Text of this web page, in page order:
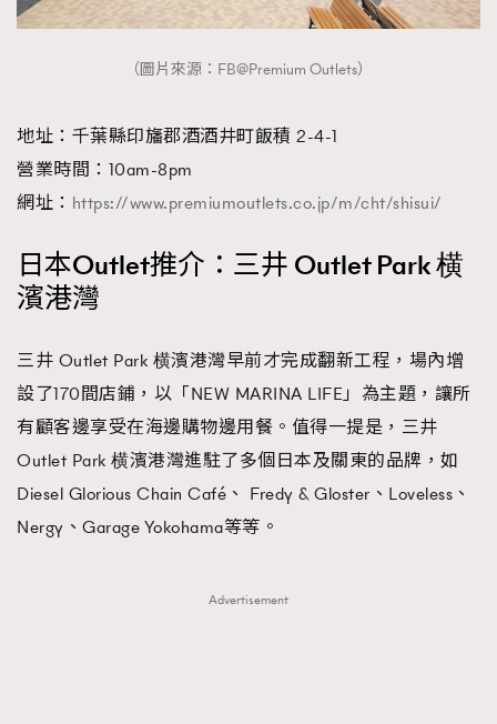
FashionWeek FigaroAesthetic
（圖片來源：FB@Premium Outlets）
地址：千葉縣印旛郡酒酒井町飯積 2-4-1
營業時間：10am-8pm
網址： https://www.premiumoutlets.co.jp/m/cht/shisui/
日本Outlet推介：三井 Outlet Park 横
濱港灣
三井 Outlet Park 横濱港灣早前才完成翻新工程，場內增
設了170間店鋪，以「NEW MARINA LIFE」為主題，讓所
有顧客邊享受在海邊購物邊用餐。值得一提是，三井
Outlet Park 横濱港灣進駐了多個日本及關東的品牌，如
Diesel Glorious Chain Café、 Fredy & Gloster、Loveless、
Nergy、Garage Yokohama等等。
Advertisement